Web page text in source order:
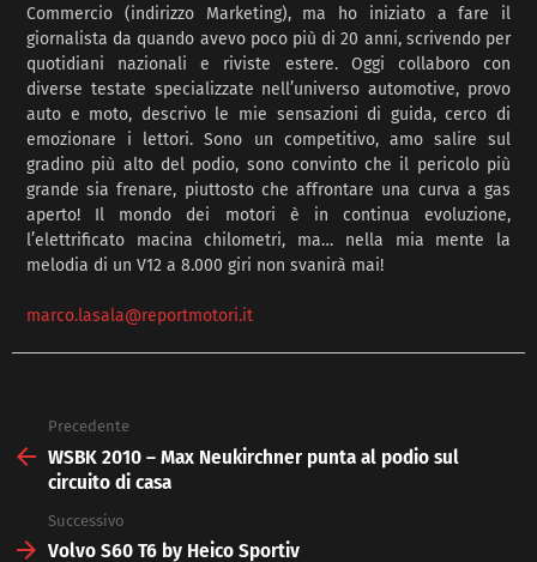
Commercio (indirizzo Marketing), ma ho iniziato a fare il
giornalista da quando avevo poco più di 20 anni, scrivendo per
quotidiani nazionali e riviste estere. Oggi collaboro con
diverse testate specializzate nell’universo automotive, provo
auto e moto, descrivo le mie sensazioni di guida, cerco di
emozionare i lettori. Sono un competitivo, amo salire sul
gradino più alto del podio, sono convinto che il pericolo più
grande sia frenare, piuttosto che affrontare una curva a gas
aperto! Il mondo dei motori è in continua evoluzione,
l’elettrificato macina chilometri, ma… nella mia mente la
melodia di un V12 a 8.000 giri non svanirà mai!
marco.lasala@reportmotori.it
more
Precedente
WSBK 2010 – Max Neukirchner punta al podio sul
circuito di casa
Successivo
Volvo S60 T6 by Heico Sportiv